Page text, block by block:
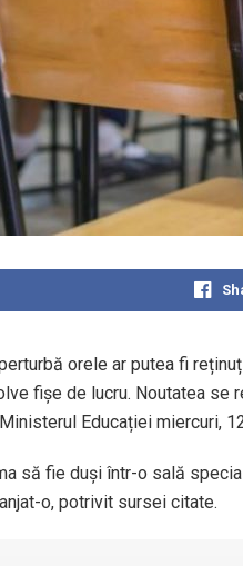
orele ar putea fi
fișe de lucru. Noutatea se
Educației miercuri,
să fie duși într-o sală
o, potrivit sursei citate.